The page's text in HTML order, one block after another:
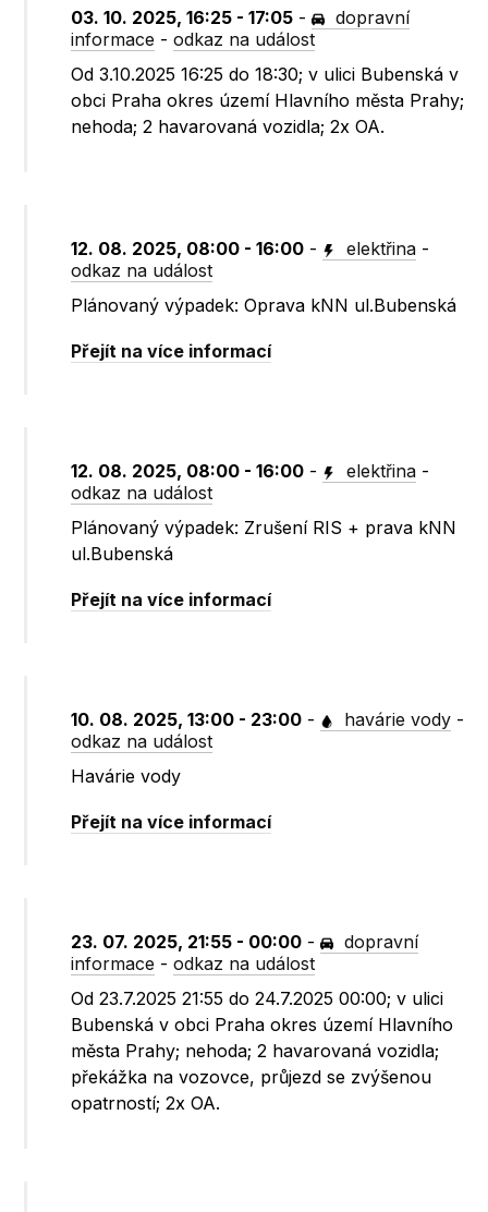
03. 10. 2025, 16:25 - 17:05 -
dopravní
informace -odkaz na událost
Od 3.10.2025 16:25 do 18:30; v ulici Bubenská v
obci Praha okres území Hlavního města Prahy;
nehoda; 2 havarovaná vozidla; 2x OA.
12. 08. 2025, 08:00 - 16:00 - elektřina -
odkaz na událost
Plánovaný výpadek: Oprava kNN ul.Bubenská
Přejít na více informací
12. 08. 2025, 08:00 - 16:00 - elektřina -
odkaz na událost
Plánovaný výpadek: Zrušení RIS + prava kNN
ul.Bubenská
Přejít na více informací
10. 08. 2025, 13:00 - 23:00 - havárie vody -
odkaz na událost
Havárie vody
Přejít na více informací
23. 07. 2025, 21:55 - 00:00 -
dopravní
informace -odkaz na událost
Od 23.7.2025 21:55 do 24.7.2025 00:00; v ulici
Bubenská v obci Praha okres území Hlavního
města Prahy; nehoda; 2 havarovaná vozidla;
překážka na vozovce, průjezd se zvýšenou
opatrností; 2x OA.